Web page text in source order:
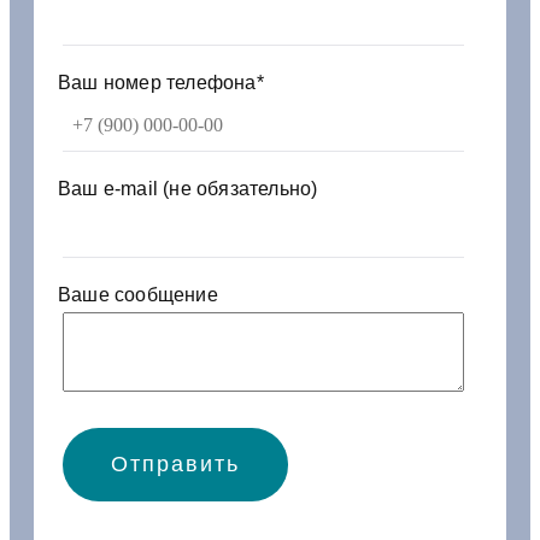
а
р
т
а
т
о
Ваш номер телефона*
Ваш e-mail (не обязательно)
Ваше сообщение